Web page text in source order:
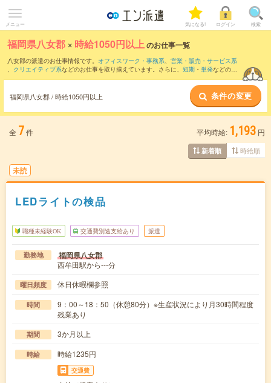
メニュー 気になる! ログイン 検索
福岡県八女郡 × 時給1050円以上のお仕事一覧
八女郡の派遣のお仕事情報です。 オフィスワーク・事務系、 営業・販売・サービス系
、 クリエイティブ系などのお仕事を取り揃えています。さらに、 短期 ・ 単発などの期
時給1100円以上 ・1800円以上の求人はこちら
当サイトでは法令を遵守し、最低賃金以上の求人のみを掲載しています。
福岡県八女郡 / 時給1050円以上 条件の変更
全 7件 平均時給: 1,193 円
新着順 時給順
未読
LEDライトの検品
職種未経験OK 交通費別途支給あり 派遣
勤務地 福岡県八女郡
西牟田駅から---分
曜日頻度 休日休暇欄参照
時間
9：00～18：50（休憩80分）※生産状況により月30時間程度
残業あり
期間 3か月以上
時給 時給1235円
交通費